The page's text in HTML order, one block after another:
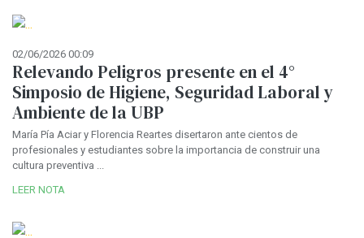
02/06/2026 00:09
Relevando Peligros presente en el 4°
Simposio de Higiene, Seguridad Laboral y
Ambiente de la UBP
María Pía Aciar y Florencia Reartes disertaron ante cientos de
profesionales y estudiantes sobre la importancia de construir una
cultura preventiva ...
LEER NOTA